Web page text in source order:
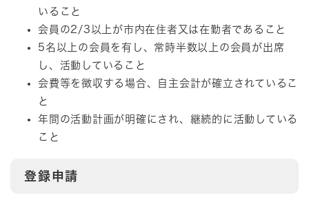
いること
会員の2/3以上が市内在住者又は在勤者であること
5名以上の会員を有し、常時半数以上の会員が出席
し、活動していること
会費等を徴収する場合、自主会計が確立されているこ
と
年間の活動計画が明確にされ、継続的に活動している
こと
登録申請